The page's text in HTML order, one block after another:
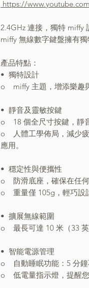
https://
2.4GHz 連接，獨特 miffy
miffy 無線數字鍵盤擁有
產品特點：
•⁠ ⁠獨特設計
o miffy 主題，增添樂趣
•⁠ ⁠靜音及靈敏按鍵
o 18 個全尺寸按鍵，靜
o 人體工學佈局，減少疲
應用。
•⁠ ⁠穩定性與便攜性
o 防滑底座，確保在任何
o 重量僅 105g，輕巧設
•⁠ ⁠擴展無線範圍
o 最長可達 10 米（33 英
•⁠ ⁠智能電源管理
o 自動睡眠功能：5 分鐘
o 低電量指示燈，提醒您